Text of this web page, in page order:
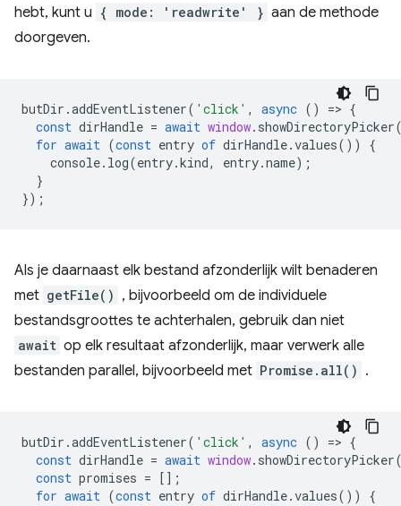
hebt, kunt u { mode: 'readwrite' } aan de methode
doorgeven.
butDir .addEventListener( 'click' , async () => {
const dirHandle = await window. showDirectoryPicker
for await (const entry of dirHandle.values())
{
console. log(entry.kind, entry.name);
}
});
Als je daarnaast elk bestand afzonderlijk wilt benaderen
met getFile() , bijvoorbeeld om de individuele
bestandsgroottes te achterhalen, gebruik dan niet
await op elk resultaat afzonderlijk, maar verwerk alle
bestanden parallel, bijvoorbeeld met Promise.all() .
butDir .addEventListener( 'click' , async () => {
const dirHandle = await window. showDirectoryPicker
const promises = [];
for await (const entry of dirHandle.values())
{